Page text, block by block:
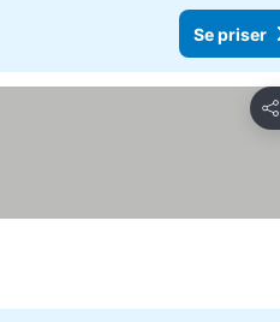
Se priser
Del